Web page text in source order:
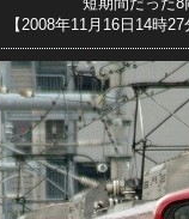
【2008年11月16日14時